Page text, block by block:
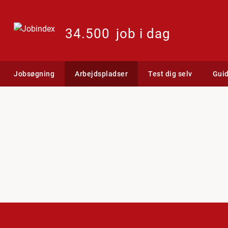
34.500 job i dag
Jobsøgning Arbejdspladser Test dig selv